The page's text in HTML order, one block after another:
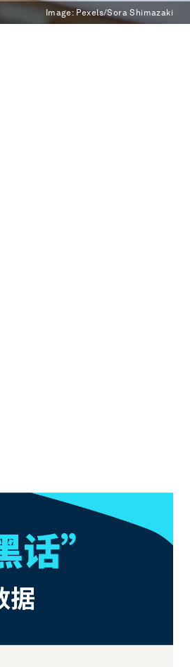
Image: Pexels/Sora Shimazaki